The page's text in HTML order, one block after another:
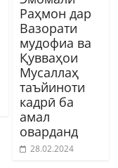
Раҳмон дар
Вазорати
мудофиа ва
Қувваҳои
Мусаллаҳ
таъйиноти
кадрӣ ба
амал
оварданд
28.02.2024